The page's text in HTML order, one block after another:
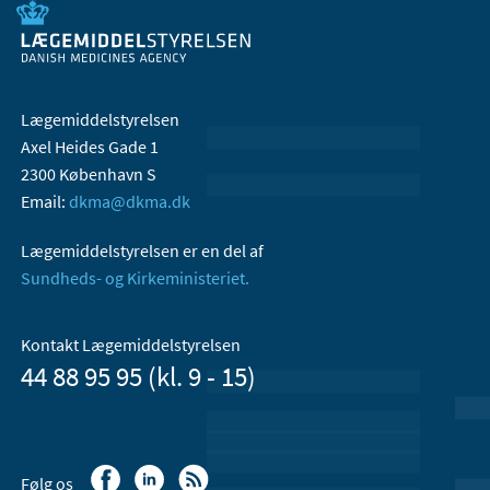
Lægemiddelstyrelsen
Axel Heides Gade 1
2300 København S
Email: dkma@dkma.dk
Lægemiddelstyrelsen er en del af
Sundheds- og Kirkeministeriet.
Kontakt Lægemiddelstyrelsen
44 88 95 95 (kl. 9 - 15)
Følg os